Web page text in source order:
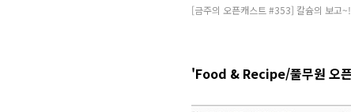
[금주의 오픈캐스트 #353] 칼슘의 보고
'Food & Recipe/풀무원 오